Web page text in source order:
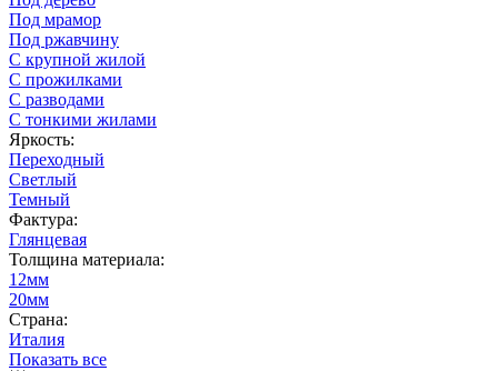
Под мрамор
Под ржавчину
С крупной жилой
С прожилками
С разводами
С тонкими жилами
Яркость:
Переходный
Светлый
Темный
Фактура:
Глянцевая
Толщина материала:
12мм
20мм
Страна:
Италия
Показать все